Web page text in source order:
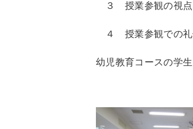
３ 授業参観の視点
４ 授業参観での礼
幼児教育コースの学